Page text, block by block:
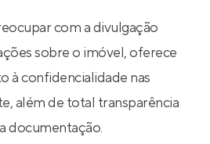
com a divulgação
sobre o imóvel, oferece
à confidencialidade nas
além de total transparência
documentação.